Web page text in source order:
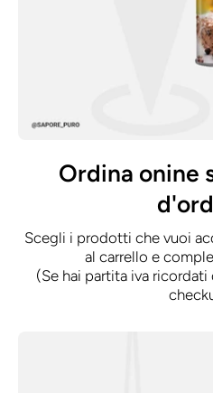
Ordina onine
Scegli i prodotti che vuoi
al carrello e
(Se hai partita iva